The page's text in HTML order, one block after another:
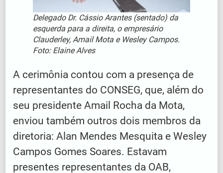
Delegado Dr. Cássio Arantes (sentado) da
esquerda para a direita, o empresário
Clauderley, Amail Mota e Wesley Campos.
Foto: Elaine Alves
A cerimônia contou com a presença de
representantes do CONSEG, que, além do
seu presidente Amail Rocha da Mota,
enviou também outros dois membros da
diretoria: Alan Mendes Mesquita e Wesley
Campos Gomes Soares. Estavam
presentes representantes da OAB,